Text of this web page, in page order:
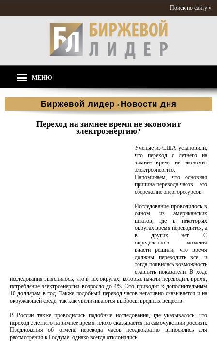
Поиск по сайту »
МЕНЮ
Биржевой лидер » Новости дня
Переход на зимнее время не экономит
электроэнергию?
Ученые из США установили,
что переход с летнего на
зимнее время не экономит
электроэнергию.
Напоминаем, что основная
причина перевода часов – это
сбережение энергоресурсов.
Исследование проводилось в
одном из американских
штатов, где в некоторых
округах время переводится, а
в других нет. С
определенного момента
власти решили, что время
должны переводить все, и
тогда появилась возможность
сравнить показатели. В ходе
исследования выяснилось, что в тех округах, которые начали переводить время,
потребление электроэнергии возросло до 4%. Это приводит к дополнительным
10 долларам в год. Также подобный перевод часов негативно сказывается и на
окружающей среде, так как увеличиваются выбросы вредных веществ.
В России также проводились подобные исследования, где указывалось, что
переход с летнего на зимнее время, плохо сказывается на самочувствии россиян.
Предложения об отмене перевода часов неоднократно выносились для
рассмотрения в Госдуме, однако всегда отклонялись.